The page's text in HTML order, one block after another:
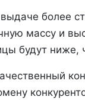
выдаче более
массу и
будут ниже,